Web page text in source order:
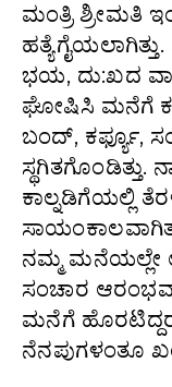
ಮಂತ್ರಿ ಶ್ರೀಮತಿ
ಭಯ, ದು:ಖದ
ಘೋಷಿಸಿ ಮನೆಗೆ
ಬಂದ್, ಕರ್ಫ್ಯೂ,
ಕಾಲ್ನಡಿಗೆಯಲ್ಲಿ
ನಮ್ಮ
ಸಂಚಾರ
ಮನೆಗೆ
ನೆನಪುಗಳಂತೂ